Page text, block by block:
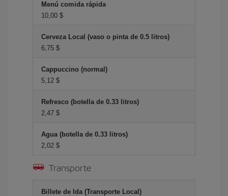
Menú comida rápida
10,00 $
Cerveza Local (vaso o pinta de 0.5 litros)
6,75 $
Cappuccino (normal)
5,12 $
Refresco (botella de 0.33 litros)
2,47 $
Agua (botella de 0.33 litros)
2,02 $
Transporte
Billete de Ida (Transporte Local)